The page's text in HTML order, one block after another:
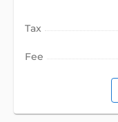
Tax
Fee